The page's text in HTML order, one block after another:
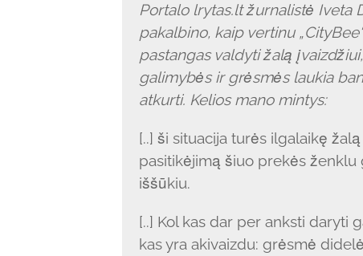
Portalo lrytas.lt žurnalistė Iveta
pakalbino, kaip vertinu „CityBee“
pastangas valdyti žalą
galimybės ir grėsmės laukia
atkurti. Kelios mano mintys:
[..] ši situacija turės ilgalaikę
pasitikėjimą šiuo prekės ženklu
iššūkiu.
[..] Kol kas dar per anksti daryti
kas yra akivaizdu: grėsmė